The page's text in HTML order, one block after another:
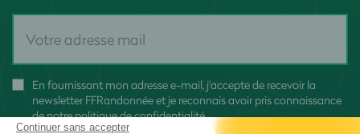
En fournissant mon adresse e-mail, j'accepte de recevoir la
newsletter FFRandonnée et je reconnais avoir pris connaissance
denotre politique de confidentialité
Continuer sans accepter